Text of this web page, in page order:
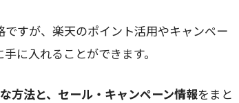
すが、楽天のポイント活用やキャンペー
に入れることができます。
方法と、セール・キャンペーン情報をまと